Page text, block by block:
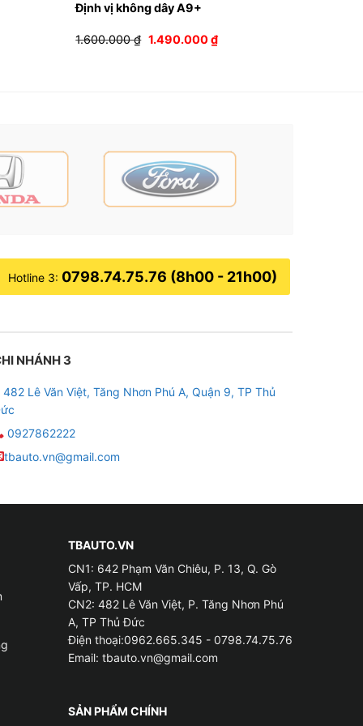
xe khi vào hay di chuyển ra khỏi vùng giới
áp của bình xe thấp, thì sẽ tự động vào chế
Định vị không dây A9+
1.600.000₫ Giá
1.490.000₫Giá
hiện
Hotline 3: 0798.74.75.76 (8h00 - 21h00)
NHÁNH 3
482 Lê Văn Việt, Tăng Nhơn Phú A, Quận 9, TP Thủ
0927862222
tbauto.vn@gmail.com
TBAUTO.VN
CN1: 642 Phạm Văn Chiêu, P. 13, Q. Gò
Vấp, TP. HCM
CN2: 482 Lê Văn Việt, P. Tăng Nhơn Phú
A, TP Thủ Đức
Điện thoại:0962.665.345 - 0798.74.75.76
Email: tbauto.vn@gmail.com
SẢN PHẨM CHÍNH